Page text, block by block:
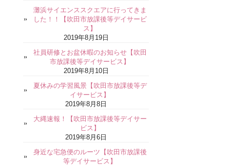
灘浜サイエンススクエアに行ってきま
した！！【吹田市放課後等デイサービ
ス】
2019年8月19日
社員研修とお盆休暇のお知らせ【吹田
市放課後等デイサービス】
2019年8月10日
夏休みの学習風景【吹田市放課後等デ
イサービス】
2019年8月8日
大縄速報！【吹田市放課後等デイサー
ビス】
2019年8月6日
身近な宅急便のルーツ【吹田市放課後
等デイサービス】